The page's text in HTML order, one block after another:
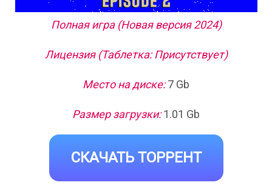
Полная игра (Новая версия 2024)
Лицензия (Таблетка: Присутствует)
Место на диске:7 Gb
Размер загрузки:1.01 Gb
СКАЧАТЬ ТОРРЕНТ